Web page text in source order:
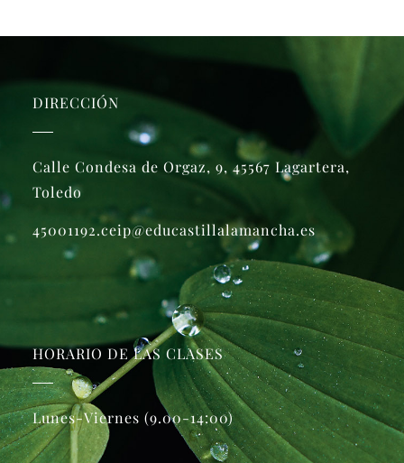
DIRECCIÓN
Calle Condesa de Orgaz, 9, 45567 Lagartera,
Toledo
45001192.ceip@educastillalamancha.es
HORARIO DE LAS CLASES
Lunes-Viernes (9.00-14:00)